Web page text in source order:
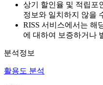
상기 할인율 및 적립포
정보와 일치하지 않을
RISS 서비스에서는 해
에 대하여 보증하거나
분석정보
활용도 분석